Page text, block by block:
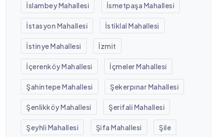
İslambey Mahallesi İsmetpaşa Mahallesi
İstasyon Mahallesi İstiklal Mahallesi
İstinye Mahallesi İzmit
İçerenköy Mahallesi İçmeler Mahallesi
Şahintepe Mahallesi Şekerpınar Mahallesi
Şenlikköy Mahallesi Şerifali Mahallesi
Şeyhli Mahallesi Şifa Mahallesi Şile